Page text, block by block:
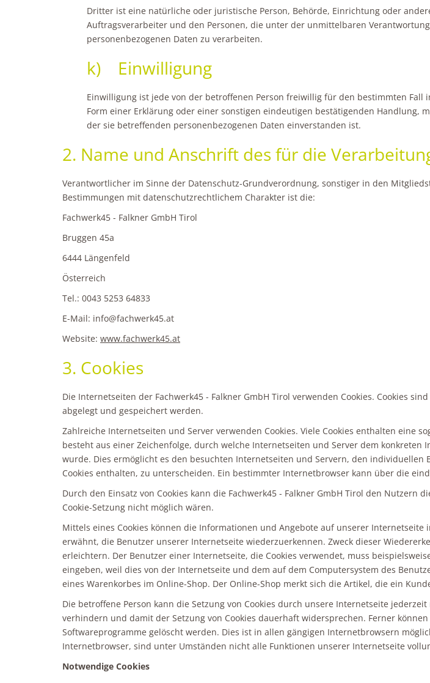
Dritter ist eine natürliche oder juristische Person, Behörde, Einrichtung oder
Auftragsverarbeiter und den Personen, die unter der unmittelbaren
personenbezogenen Daten zu verarbeiten.
k) Einwilligung
Einwilligung ist jede von der betroffenen Person freiwillig für den bestimmten
Form einer Erklärung oder einer sonstigen eindeutigen bestätigenden Handlung,
der sie betreffenden personenbezogenen Daten einverstanden ist.
2. Name und Anschrift des für die
Verantwortlicher im Sinne der Datenschutz-Grundverordnung, sonstiger in den
Bestimmungen mit datenschutzrechtlichem Charakter ist die:
Fachwerk45 - Falkner GmbH Tirol
Bruggen 45a
6444 Längenfeld
Österreich
Tel.: 0043 5253 64833
E-Mail: info@fachwerk45.at
Website: www.fachwerk45.at
3. Cookies
Die Internetseiten der Fachwerk45 - Falkner GmbH Tirol verwenden Cookies. Cookies
abgelegt und gespeichert werden.
Zahlreiche Internetseiten und Server verwenden Cookies. Viele Cookies enthalten eine
besteht aus einer Zeichenfolge, durch welche Internetseiten und Server dem
wurde. Dies ermöglicht es den besuchten Internetseiten und Servern, den
Cookies enthalten, zu unterscheiden. Ein bestimmter Internetbrowser kann über die
Durch den Einsatz von Cookies kann die Fachwerk45 - Falkner GmbH Tirol den
Cookie-Setzung nicht möglich wären.
Mittels eines Cookies können die Informationen und Angebote auf unserer
erwähnt, die Benutzer unserer Internetseite wiederzuerkennen. Zweck dieser
erleichtern. Der Benutzer einer Internetseite, die Cookies verwendet, muss
eingeben, weil dies von der Internetseite und dem auf dem Computersystem des
eines Warenkorbes im Online-Shop. Der Online-Shop merkt sich die Artikel, die ein
Die betroffene Person kann die Setzung von Cookies durch unsere Internetseite
verhindern und damit der Setzung von Cookies dauerhaft widersprechen. Ferner
Softwareprogramme gelöscht werden. Dies ist in allen gängigen Internetbrowsern
Internetbrowser, sind unter Umständen nicht alle Funktionen unserer Internetseite
Notwendige Cookies